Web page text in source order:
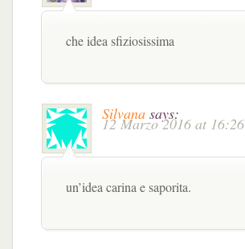
che idea sfiziosissima
Silvana says:
12 Marzo 2016 at 16:26
un’idea carina e saporita.